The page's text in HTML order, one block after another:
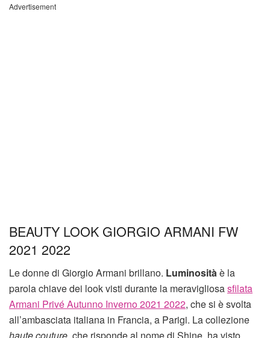
Advertisement
BEAUTY LOOK GIORGIO ARMANI FW
2021 2022
Le donne di Giorgio Armani brillano. Luminositàè la
parola chiave dei look visti durante la meravigliosasfilata
Armani Privé Autunno Inverno 2021 2022, che si è svolta
all’ambasciata italiana in Francia, a Parigi. La collezione